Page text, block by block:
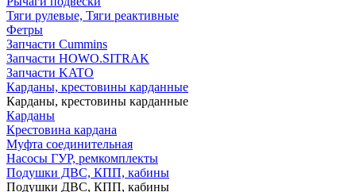
Тяги рулевые, Тяги реактивные
Фетры
Запчасти Cummins
Запчасти HOWO.SITRAK
Запчасти KATO
Карданы, крестовины карданные
Карданы, крестовины карданные
Карданы
Крестовина кардана
Муфта соединительная
Насосы ГУР, ремкомплекты
Подушки ДВС, КПП, кабины
Подушки ДВС, КПП, кабины